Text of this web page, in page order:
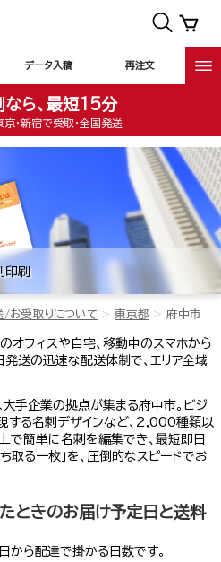
データ入稿 再注文
ら、最短15分
・新宿で受取・全国発送
印刷
/お受取りについて 東京都 府中市
オフィスや自宅、移動中のスマホから
送の迅速な配送体制で、エリア全域
手企業の拠点が集まる府中市。ビジ
する名刺デザインなど、2,000種類以
で簡単に名刺を編集でき、最短即日
取る一枚」を、圧倒的なスピードでお
ときのお届け予定日と送料
から配達で掛かる日数です。